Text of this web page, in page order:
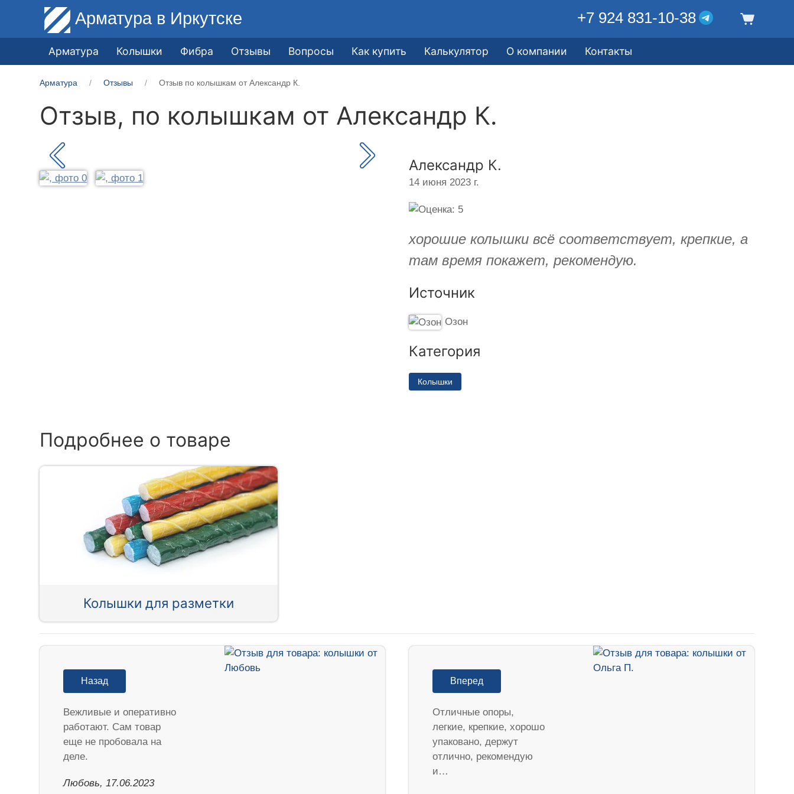
Арматура в Иркутске +7 924 831-10-38
Арматура Колышки Фибра Отзывы Вопросы Как купить Калькулятор О компании Контакты
Арматура Отзывы Отзыв по колышкам от Александр К.
Отзыв, по колышкам от Александр К.
Александр К.
14 июня 2023 г.
хорошие колышки всё соответствует, крепкие, а
там время покажет, рекомендую.
Источник
Озон
Категория
Колышки
Подробнее о товаре
Колышки для разметки
Назад
Вежливые и оперативно
работают. Сам товар
еще не пробовала на
деле.
Любовь, 17.06.2023
Вперед
Отличные опоры,
легкие, крепкие, хорошо
упаковано, держут
отлично, рекомендую
и…